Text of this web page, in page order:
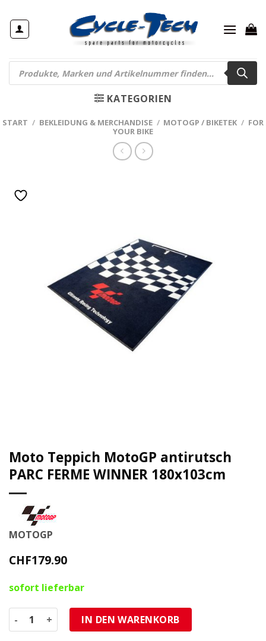
Inhalt
springen
Products
search
KATEGORIEN
START / BEKLEIDUNG & MERCHANDISE / MOTOGP / BIKETEK / FOR
YOUR BIKE
Moto Teppich MotoGP antirutsch
PARC FERME WINNER 180x103cm
MOTOGP
CHF179.90
sofort lieferbar
Moto Teppich MotoGP antirutsch PARC FERME WINNER
IN DEN WARENKORB